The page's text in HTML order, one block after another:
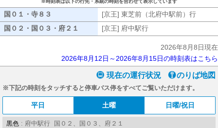
※時刻表は以下の行先・系統の時刻を合わせて表示しています
国０１・寺８３ [京王] 東芝前（北府中駅前）行
国０２・国０３・府２１
国０２・国０３・府２１
[京王] 府中駅行
2026年8月8日現在
2026年8月12日～2026年8月15日の時刻表はこちら
現在の運行状況 のりば地図
※下記の時刻をタッチすると停車バス停をすべてご覧いただけます。
平日 土曜 日曜/祝日
黒色 : 府中駅行 国０２、国０３、府２１